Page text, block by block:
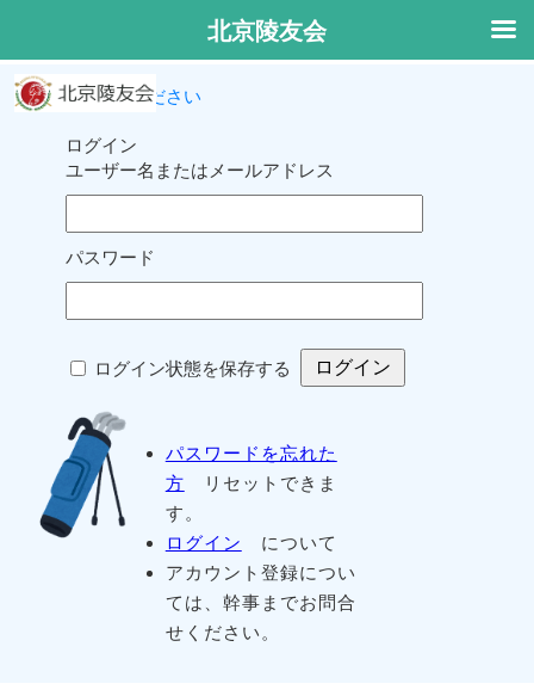
ログインしてください
ログイン
ユーザー名またはメールアドレス
パスワード
ログイン状態を保存する
パスワードを忘れた
方 リセットできま
す。
ログイン
について
アカウント登録につい
ては、幹事までお問合
せください。
北京陵友会